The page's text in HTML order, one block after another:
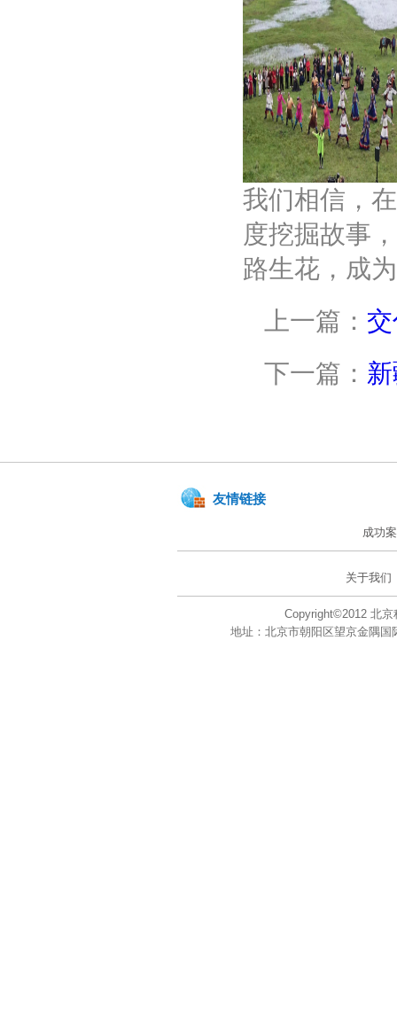
我们相信，
度挖掘故事
路生花，成
上一篇：
下一篇：
友情链接
成功
关于我们
Copyright©2012 北
地址：北京市朝阳区望京金隅国